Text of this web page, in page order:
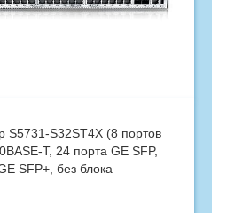
S5731-S32ST4X (8 портов
T, 24 порта GE SFP,
SFP+, без блока